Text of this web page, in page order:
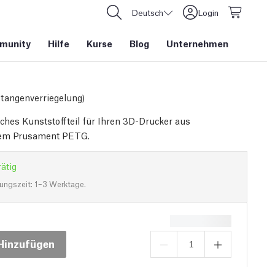
Deutsch Login
Hilfe Kurse Blog Unternehmen
Kunststoffteil für Ihren 3D-Drucker aus
Prusament PETG.
1–3 Werktage.